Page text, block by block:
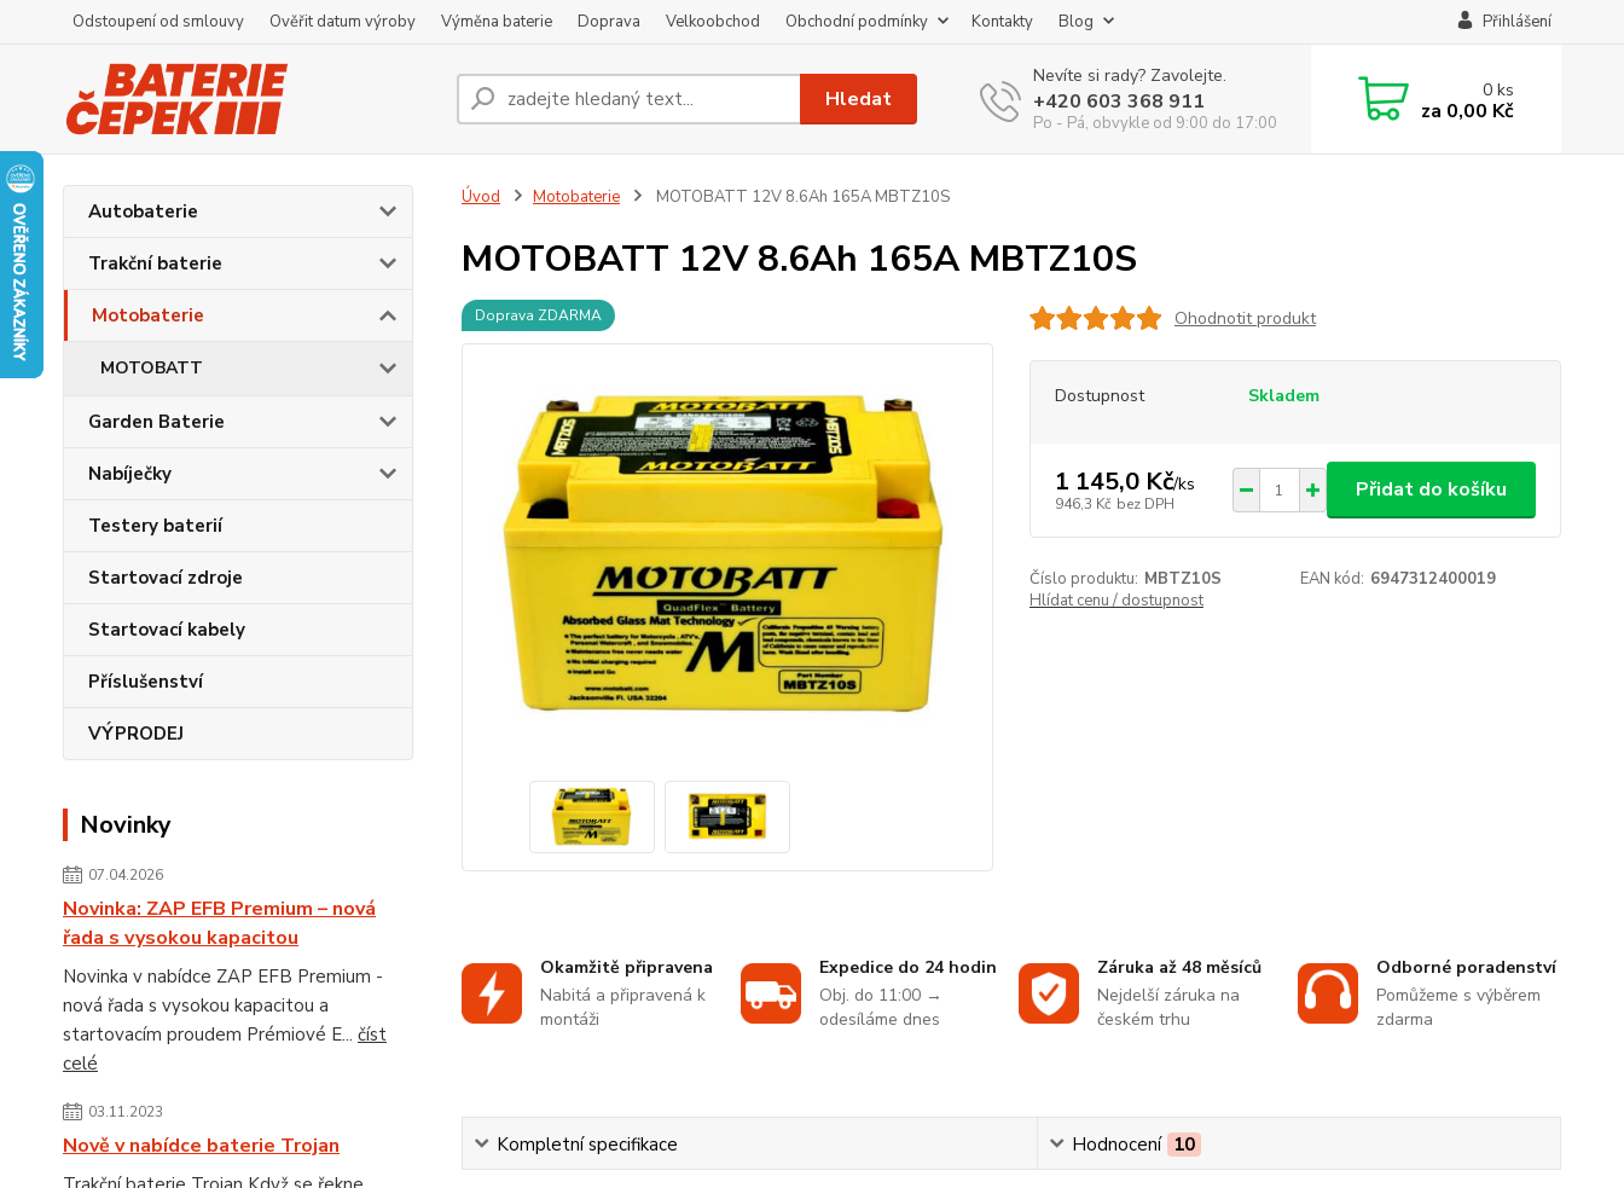
Odstoupení od smlouvy Ověřit datum výroby Výměna baterie Doprava Velkoobchod Obchodní podmínky Kontakty Blog Přihlášení
Hledat
Nevíte si rady? Zavolejte.
+420 603 368 911
Po - Pá, obvykle od 9:00 do 17:00
0ks
za 0,00 Kč
Autobaterie
Trakční baterie
Motobaterie
MOTOBATT
Garden Baterie
Nabíječky
Testery baterií
Startovací zdroje
Startovací kabely
Příslušenství
VÝPRODEJ
Novinky
07.04.2026
Novinka: ZAP EFB Premium – nová
řada s vysokou kapacitou
Novinka v nabídce ZAP EFB Premium -
nová řada s vysokou kapacitou a
startovacím proudem Prémiové E... číst
celé
03.11.2023
Nově v nabídce baterie Trojan
Úvod Motobaterie MOTOBATT 12V 8.6Ah 165A MBTZ10S
MOTOBATT 12V 8.6Ah 165A MBTZ10S
Doprava ZDARMA Ohodnotit produkt
Dostupnost Skladem
1 145,0 Kč/ks
946,3 Kč bez DPH
Přidat do košíku
Číslo produktu: MBTZ10S EAN kód: 6947312400019
Hlídat cenu / dostupnost
Okamžitě připravena
Nabitá a připravená k
montáži
Expedice do 24 hodin
Obj. do 11:00 →
odesíláme dnes
Záruka až 48 měsíců
Nejdelší záruka na
českém trhu
Odborné poradenství
Pomůžeme s výběrem
zdarma
Kompletní specifikace Hodnocení 10